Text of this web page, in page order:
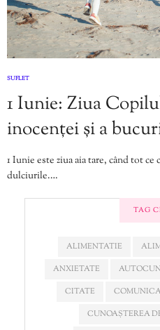
SUFLET
1 Iunie: Ziua
inocenței și a
1 Iunie este ziua aia tare, când tot ce
dulciurile.…
TAG
ALIMENTATIE
ANXIETATE
CITATE
CUNOAȘTEREA